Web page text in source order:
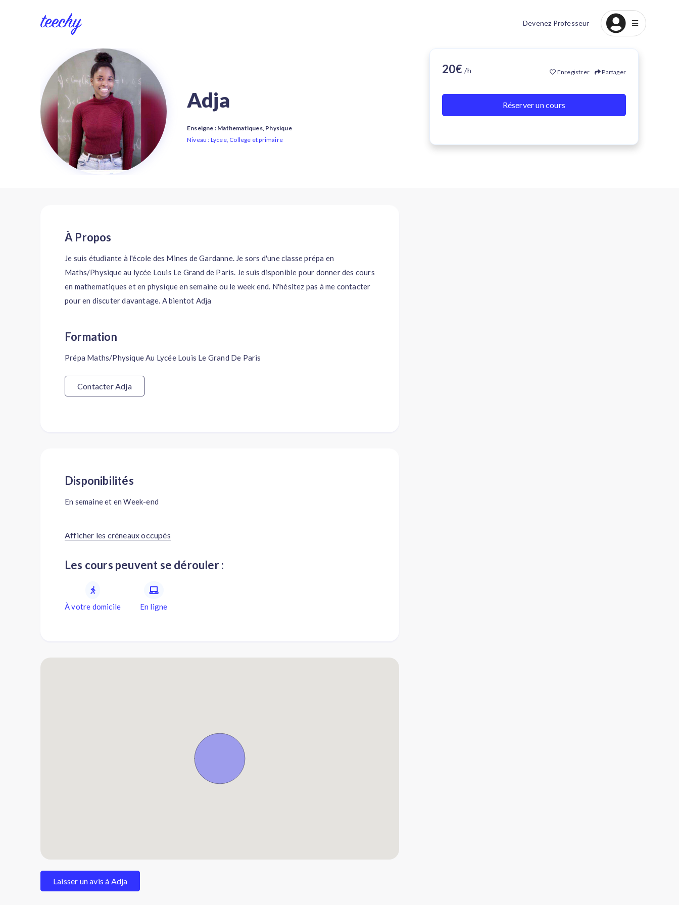
Devenez Professeur
Adja
Enseigne : Mathematiques, Physique
Niveau : Lycee, College et primaire
À Propos
Je suis étudiante à l'école des Mines de Gardanne. Je sors d'une classe prépa en
Maths/Physique au lycée Louis Le Grand de Paris. Je suis disponible pour donner des cours
en mathematiques et en physique en semaine ou le week end. N'hésitez pas à me contacter
pour en discuter davantage. A bientot Adja
Formation
Prépa Maths/Physique Au Lycée Louis Le Grand De Paris
Contacter Adja
Disponibilités
En semaine et en Week-end
Afficher les créneaux occupés
Les cours peuvent se dérouler :
À votre domicile En ligne
Laisser un avis à Adja
20€/h Enregistrer Partager
Réserver un cours